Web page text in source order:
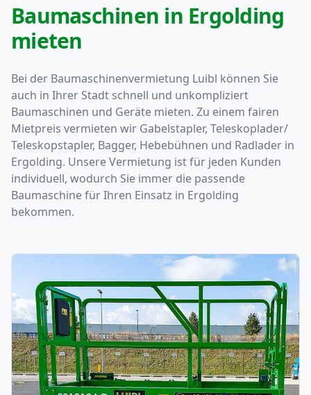
Baumaschinen in Ergolding
mieten
Bei der Baumaschinenvermietung Luibl können Sie
auch in Ihrer Stadt schnell und unkompliziert
Baumaschinen und Geräte mieten. Zu einem fairen
Mietpreis vermieten wir Gabelstapler, Teleskoplader/
Teleskopstapler, Bagger, Hebebühnen und Radlader in
Ergolding. Unsere Vermietung ist für jeden Kunden
individuell, wodurch Sie immer die passende
Baumaschine für Ihren Einsatz in Ergolding
bekommen.